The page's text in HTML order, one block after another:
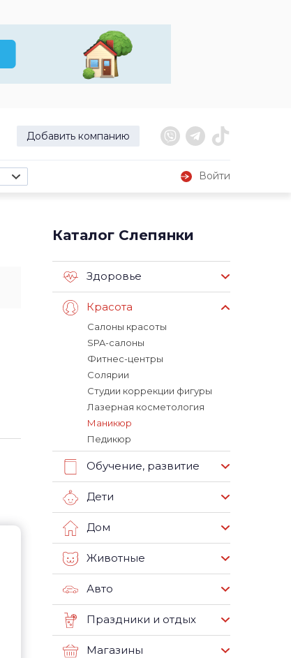
Добавить компанию
Войти
Каталог Слепянки
Здоровье
Красота
Салоны красоты
SPA-салоны
Фитнес-центры
Солярии
Студии коррекции фигуры
Лазерная косметология
Маникюр
Педикюр
Обучение, развитие
Дети
Дом
Животные
Авто
Праздники и отдых
Магазины